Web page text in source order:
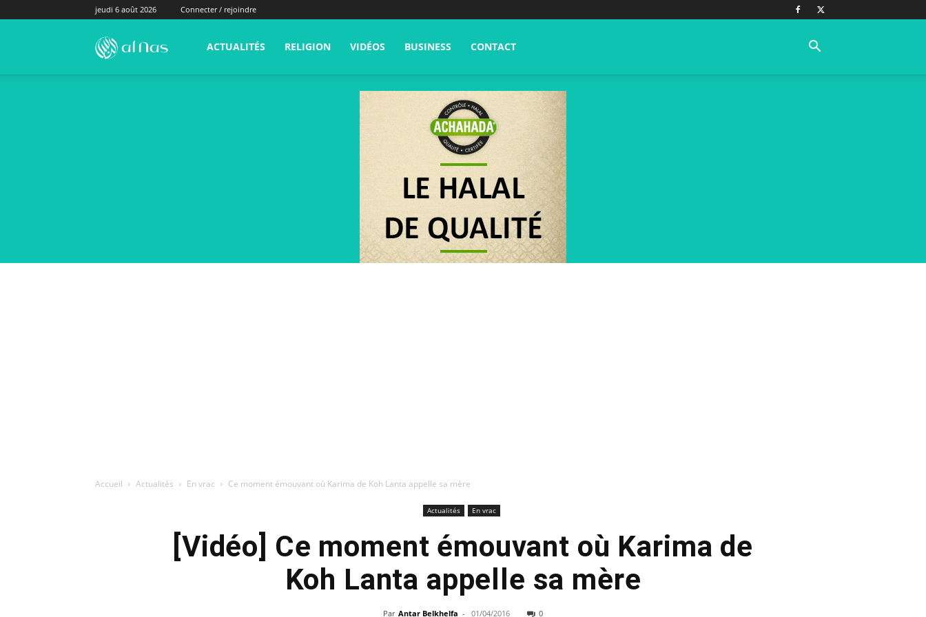
jeudi 6 août 2026 Connecter / rejoindre
alNas.fr ACTUALITÉS RELIGION VIDÉOS BUSINESS CONTACT
Accueil Actualités En vrac Ce moment émouvant où Karima de Koh Lanta appelle sa mère
Actualités En vrac
[Vidéo] Ce moment émouvant où Karima de
Koh Lanta appelle sa mère
Par Antar Belkhelfa - 01/04/2016 0